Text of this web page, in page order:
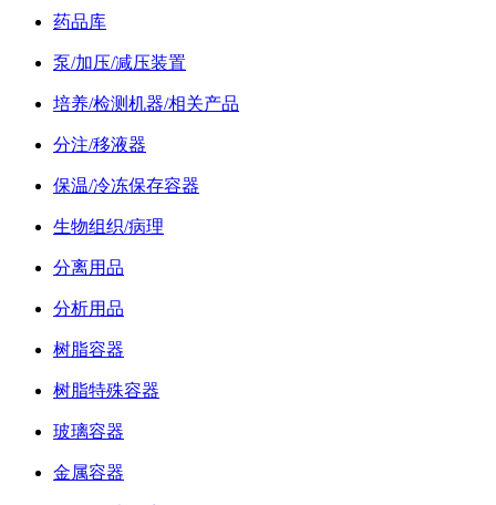
药品库
泵/加压/减压装置
培养/检测机器/相关产品
分注/移液器
保温/冷冻保存容器
生物组织/病理
分离用品
分析用品
树脂容器
树脂特殊容器
玻璃容器
金属容器